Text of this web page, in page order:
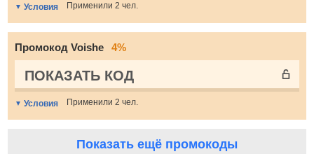
Условия Применили 2 чел.
Промокод Voishe 4%
ПОКАЗАТЬ КОД
Условия Применили 2 чел.
Показать ещё промокоды